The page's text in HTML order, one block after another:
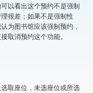
以看出这个预约不是强制
很差；如果不是强制性
为图书馆应该强制预约，
取消预约这个功能。
取座位，未选座位或所选